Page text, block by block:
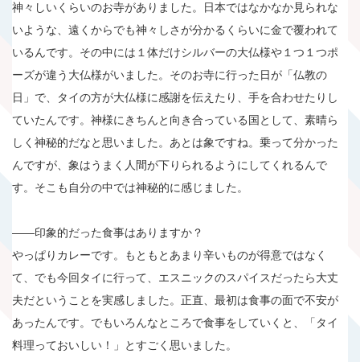
神々しいくらいのお寺がありました。日本ではなかなか見られな
いような、遠くからでも神々しさが分かるくらいに金で覆われて
いるんです。その中には１体だけシルバーの大仏様や１つ１つポ
ーズが違う大仏様がいました。そのお寺に行った日が「仏教の
日」で、タイの方が大仏様に感謝を伝えたり、手を合わせたりし
ていたんです。神様にきちんと向き合っている国として、素晴ら
しく神秘的だなと思いました。あとは象ですね。乗って分かった
んですが、象はうまく人間が下りられるようにしてくれるんで
す。そこも自分の中では神秘的に感じました。
――印象的だった食事はありますか？
やっぱりカレーです。もともとあまり辛いものが得意ではなく
て、でも今回タイに行って、エスニックのスパイスだったら大丈
夫だということを実感しました。正直、最初は食事の面で不安が
あったんです。でもいろんなところで食事をしていくと、「タイ
料理っておいしい！」とすごく思いました。